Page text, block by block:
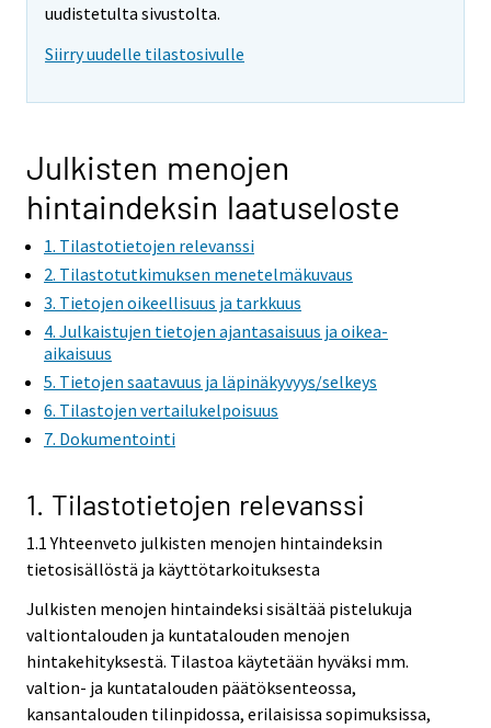
uudistetulta sivustolta.
Siirry uudelle tilastosivulle
Julkisten menojen
hintaindeksin laatuseloste
1. Tilastotietojen relevanssi
2. Tilastotutkimuksen menetelmäkuvaus
3. Tietojen oikeellisuus ja tarkkuus
4. Julkaistujen tietojen ajantasaisuus ja oikea-
aikaisuus
5. Tietojen saatavuus ja läpinäkyvyys/selkeys
6. Tilastojen vertailukelpoisuus
7. Dokumentointi
1. Tilastotietojen relevanssi
1.1 Yhteenveto julkisten menojen hintaindeksin
tietosisällöstä ja käyttötarkoituksesta
Julkisten menojen hintaindeksi sisältää pistelukuja
valtiontalouden ja kuntatalouden menojen
hintakehityksestä. Tilastoa käytetään hyväksi mm.
valtion- ja kuntatalouden päätöksenteossa,
kansantalouden tilinpidossa, erilaisissa sopimuksissa,